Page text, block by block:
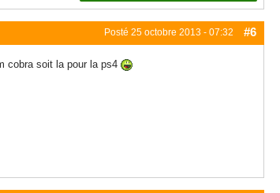
Posté 25 octobre 2013 - 07:32 #6
cobra soit la pour la ps4